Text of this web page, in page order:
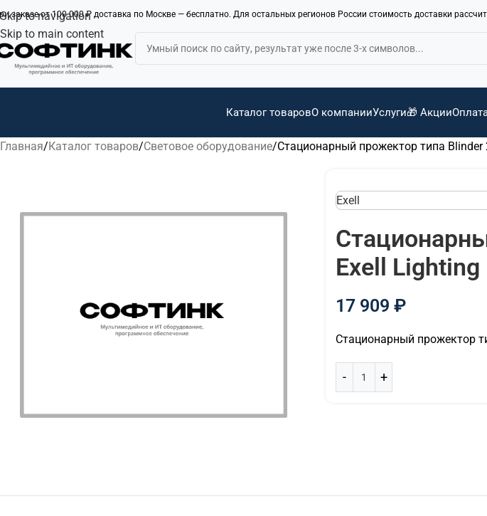
Skip to navigation
Skip to main content
заказе от 100 000 ₽ доставка по Москве — бесплатно. Для остальных регионов России стоимость доставки
Каталог товаровО компанииУслуги🎁 Акции
Главная Каталог товаров Световое оборудование Стационарный прожектор типа
Exell
Exell Lighting
17 909 ₽
Стационарный прожектор